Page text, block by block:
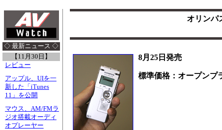
◇ 最新ニュース ◇
【11月30日】
レビュー
アップル、UIを一
新した「iTunes
11」を公開
マウス、AM/FMラ
ジオ搭載オーディ
オプレーヤー
オリンパ
8月25日発売
標準価格：オープンプ